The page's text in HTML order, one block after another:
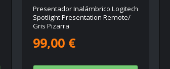
Presentador Inalámbrico Logitech
Spotlight Presentation Remote/
Gris Pizarra
99,00 €